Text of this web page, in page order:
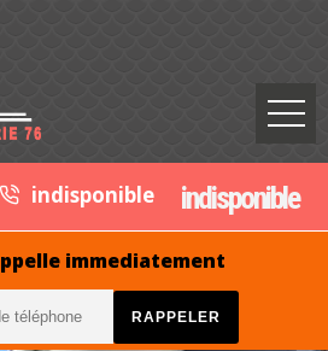
indisponible indisponible
immediatement